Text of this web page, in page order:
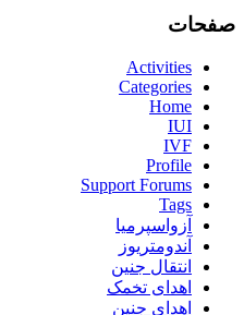
صفحات
Activities
Categories
Home
IUI
IVF
Profile
Support Forums
Tags
آزواسپرمیا
آندومتریوز
انتقال جنین
اهدای تخمک
اهدای جنین